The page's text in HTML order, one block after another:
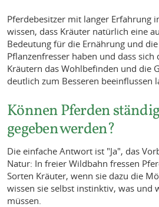
Pferdebesitzer mit langer Erfahrung
wissen, dass Kräuter natürlich eine
Bedeutung für die Ernährung und
Pflanzenfresser haben und dass sich
Kräutern das Wohlbefinden und die
deutlich zum Besseren beeinflussen
Können Pferden
gegeben werden?
Die einfache Antwort ist "Ja", das
Natur: In freier Wildbahn fressen
Sorten Kräuter, wenn sie dazu die
wissen sie selbst instinktiv, was und
müssen.